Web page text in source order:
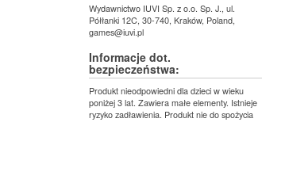
Wydawnictwo IUVI Sp. z o.o. Sp. J., ul.
Półłanki 12C, 30-740, Kraków, Poland,
games@iuvi.pl
Informacje dot.
bezpieczeństwa:
Produkt nieodpowiedni dla dzieci w wieku
poniżej 3 lat. Zawiera małe elementy. Istnieje
ryzyko zadławienia. Produkt nie do spożycia